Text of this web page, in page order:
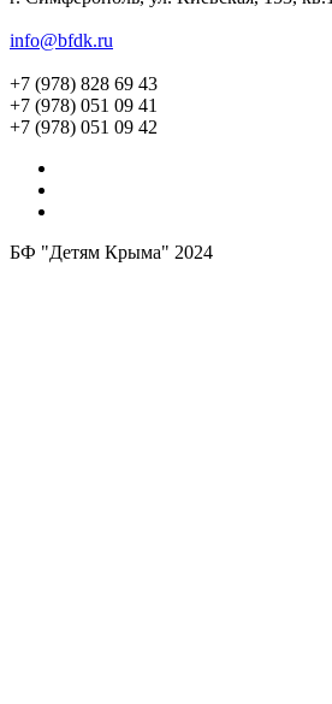
info@bfdk.ru
+7 (978) 828 69 43
+7 (978) 051 09 41
+7 (978) 051 09 42
БФ "Детям Крыма" 2024